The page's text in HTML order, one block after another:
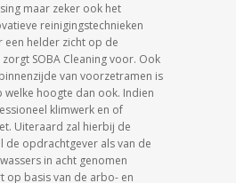
maar zeker ook het
reinigingstechnieken
een helder zicht op de
SOBA Cleaning voor. Ook
van voorzetramen is
welke hoogte dan ook. Indien
klimwerk en of
Uiteraard zal hierbij de
de opdrachtgever als van de
in acht genomen
op basis van de arbo- en